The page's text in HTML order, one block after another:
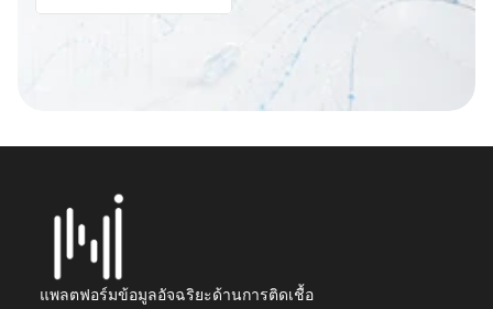
แพลตฟอร์มข้อมูลอัจฉริยะด้านการติดเชื้อ